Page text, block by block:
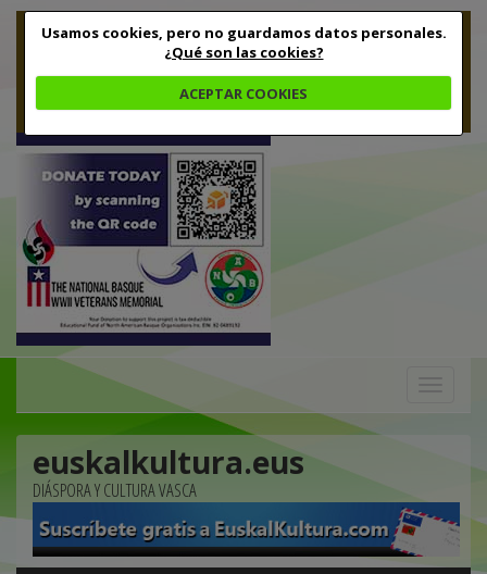
Usamos cookies, pero no guardamos datos personales.
¿Qué son las cookies?
ACEPTAR COOKIES
euskalkultura.eus
DIÁSPORA Y CULTURA VASCA